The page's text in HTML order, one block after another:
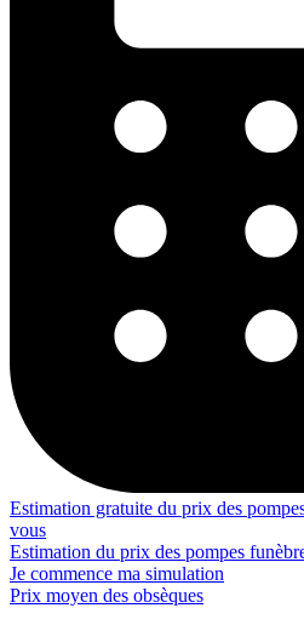
Estimation gratuite du prix des
vous
Estimation du prix des pompes
Je commence ma simulation
Prix moyen des obsèques